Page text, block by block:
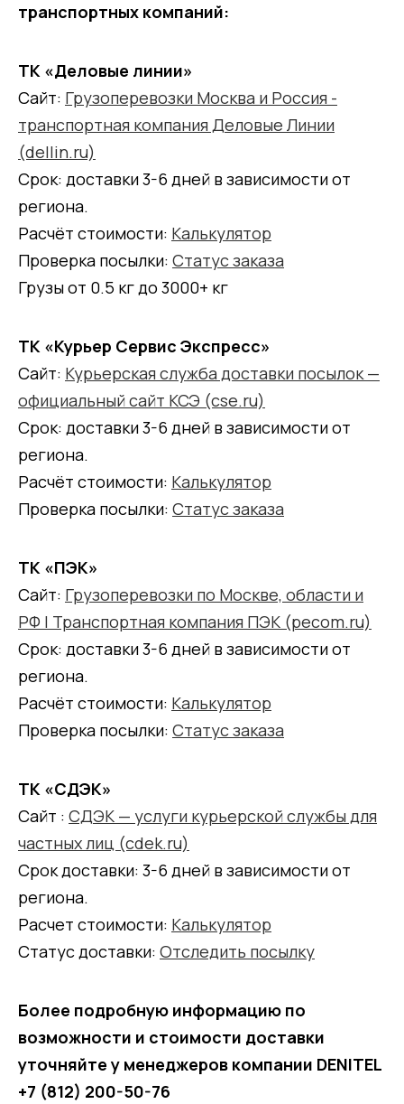
транспортных компаний:
ТК «Деловые линии»
Сайт: Грузоперевозки Москва и Россия -
транспортная компания Деловые Линии
(dellin.ru)
Срок: доставки 3-6 дней в зависимости от
региона.
Расчёт стоимости: Калькулятор
Проверка посылки: Статус заказа
Грузы от 0.5 кг до 3000+ кг
ТК «Курьер Сервис Экспресс»
Сайт: Курьерская служба доставки посылок —
официальный сайт КСЭ (cse.ru)
Срок: доставки 3-6 дней в зависимости от
региона.
Расчёт стоимости: Калькулятор
Проверка посылки: Статус заказа
ТК «ПЭК»
Сайт: Грузоперевозки по Москве, области и
РФ | Транспортная компания ПЭК (pecom.ru)
Срок: доставки 3-6 дней в зависимости от
региона.
Расчёт стоимости: Калькулятор
Проверка посылки: Статус заказа
ТК «СДЭК»
Сайт : СДЭК — услуги курьерской службы для
частных лиц (cdek.ru)
Срок доставки: 3-6 дней в зависимости от
региона.
Расчет стоимости: Калькулятор
Статус доставки: Отследить посылку
Более подробную информацию по
возможности и стоимости доставки
уточняйте у менеджеров компании DENITEL
+7 (812) 200-50-76